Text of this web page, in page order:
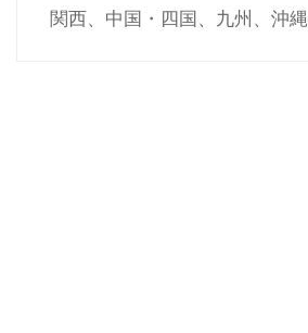
関西、中国・四国、九州、沖縄